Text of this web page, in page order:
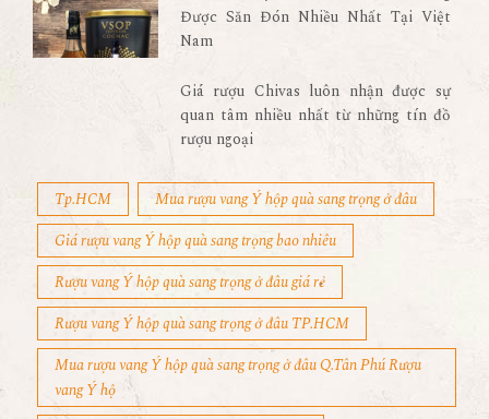
Được Săn Đón Nhiều Nhất Tại Việt
Nam
Giá rượu Chivas luôn nhận được sự
quan tâm nhiều nhất từ những tín đồ
rượu ngoại
Tp.HCM
Mua rượu vang Ý hộp quà sang trọng ở đâu
Giá rượu vang Ý hộp quà sang trọng bao nhiêu
Rượu vang Ý hộp quà sang trọng ở đâu giá rẻ
Rượu vang Ý hộp quà sang trọng ở đâu TP.HCM
Mua rượu vang Ý hộp quà sang trọng ở đâu Q.Tân Phú Rượu
vang Ý hộ